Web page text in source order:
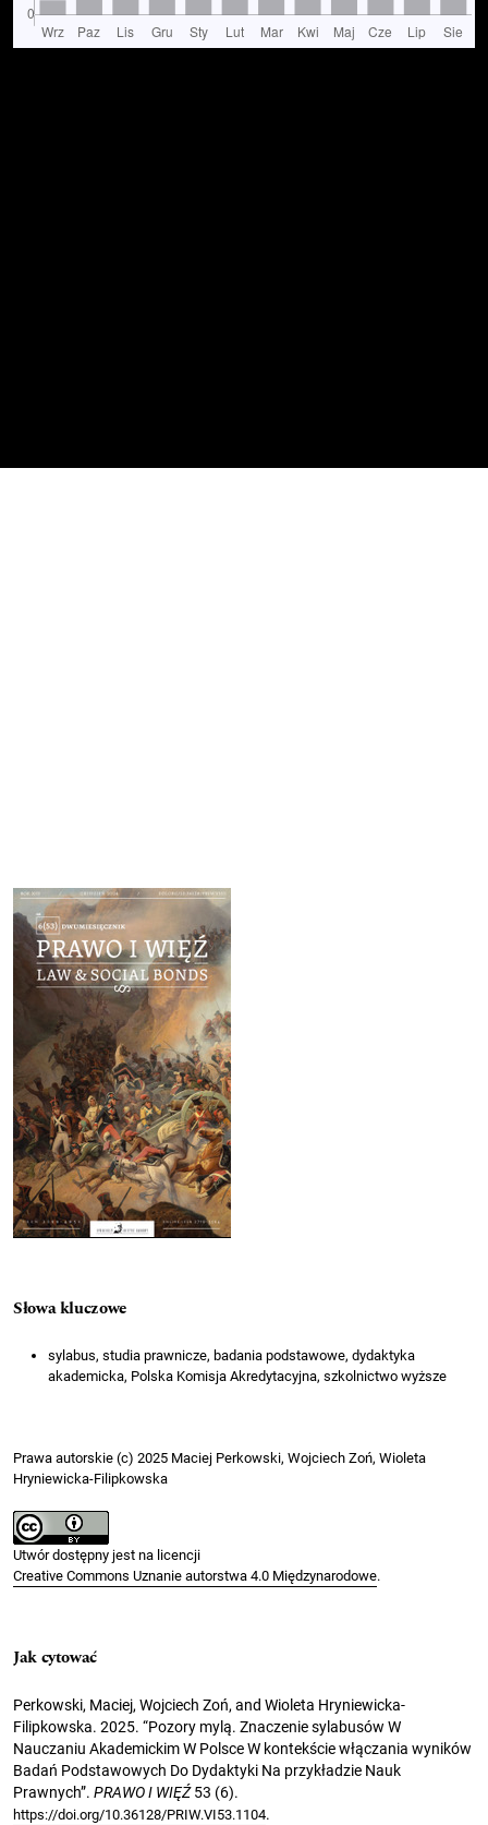
Cover image
Słowa kluczowe
sylabus, studia prawnicze, badania podstawowe, dydaktyka
akademicka, Polska Komisja Akredytacyjna, szkolnictwo wyższe
Prawa autorskie (c) 2025 Maciej Perkowski, Wojciech Zoń, Wioleta
Hryniewicka-Filipkowska
Utwór dostępny jest na licencji
Creative Commons Uznanie autorstwa 4.0 Międzynarodowe.
Jak cytować
Perkowski, Maciej, Wojciech Zoń, and Wioleta Hryniewicka-
Filipkowska. 2025. “Pozory mylą. Znaczenie sylabusów W
Nauczaniu Akademickim W Polsce W kontekście włączania wyników
Badań Podstawowych Do Dydaktyki Na przykładzie Nauk
Prawnych”. PRAWO I WIĘŹ53 (6).
https://doi.org/10.36128/PRIW.VI53.1104.